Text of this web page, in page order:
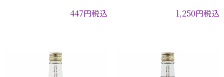
447円税込
1,250円税込